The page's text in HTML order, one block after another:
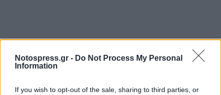
Notospress.gr - Do Not Process My Personal
Information
If you wish to opt-out of the sale, sharing to third parties, or